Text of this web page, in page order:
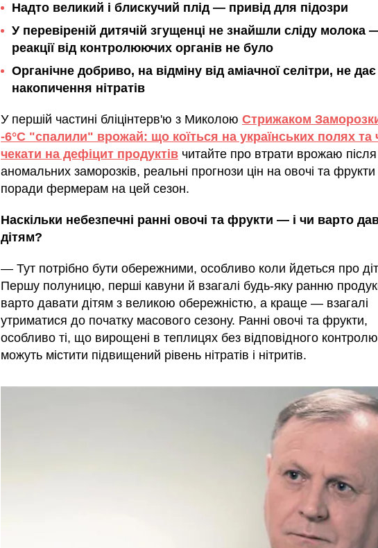
Надто великий і блискучий плід — привід для підозри
У перевіреній дитячій згущенці не знайшли сліду молока
реакції від контролюючих органів не було
Органічне добриво, на відміну від аміачної селітри, не дає
накопичення нітратів
У першій частині бліцінтерв'ю з Миколою Стрижаком
-6°C "спалили" врожай: що коїться на українських полях та
чекати на дефіцит продуктів читайте про втрати врожаю після
аномальних заморозків, реальні прогнози цін на овочі та фрукти
поради фермерам на цей сезон.
Наскільки небезпечні ранні овочі та фрукти — і чи варто
дітям?
— Тут потрібно бути обережними, особливо коли йдеться про
Першу полуницю, перші кавуни й взагалі будь-яку ранню
варто давати дітям з великою обережністю, а краще — взагалі
утриматися до початку масового сезону. Ранні овочі та фрукти,
особливо ті, що вирощені в теплицях без відповідного
можуть містити підвищений рівень нітратів і нітритів.